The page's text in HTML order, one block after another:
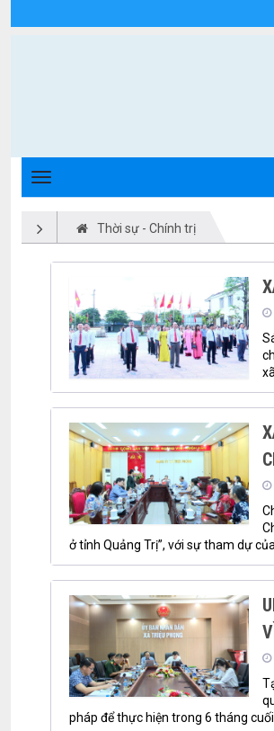
Thời sự - Chính trị
ở tỉnh Quảng Trị”, với sự tham dự
pháp để thực hiện trong 6 tháng